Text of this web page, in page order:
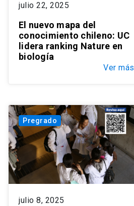
julio 22, 2025
El nuevo mapa del
conocimiento chileno: UC
lidera ranking Nature en
biología
Ver más
Pregrado
julio 8, 2025